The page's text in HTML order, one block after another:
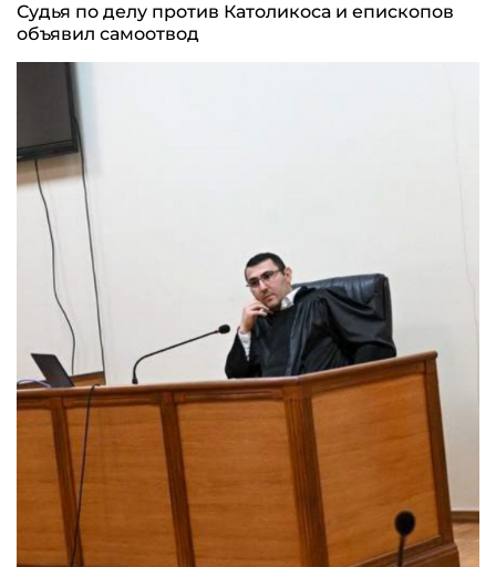
Судья по делу против Католикоса и епископов
объявил самоотвод